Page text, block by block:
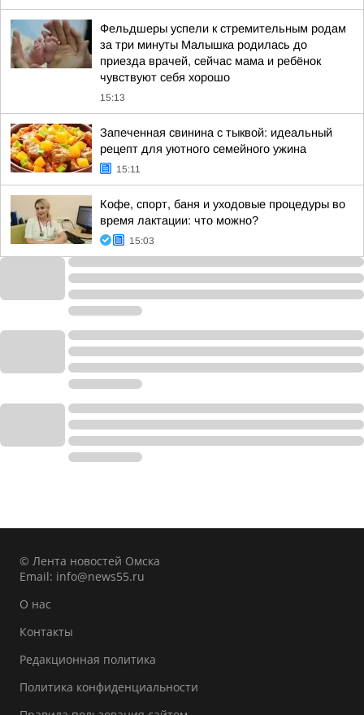
Фельдшеры успели к стремительным родам
за три минуты Малышка родилась до
приезда врачей, сейчас мама и ребёнок
чувствуют себя хорошо
15:13
Запеченная свинина с тыквой: идеальный
рецепт для уютного семейного ужина
15:11
Кофе, спорт, баня и уходовые процедуры во
время лактации: что можно?
15:03
© Лента новостей Омска
Email: info@news55.ru
О нас
Контакты
Редакционная политика
Политика конфиденциальности